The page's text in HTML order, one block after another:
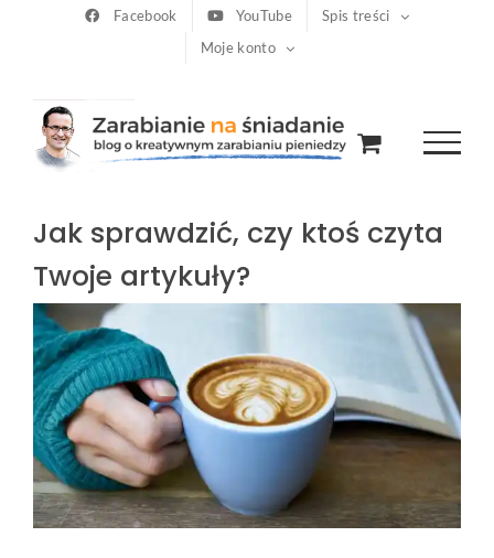
Facebook YouTube
Spis treści
Moje konto
Jak sprawdzić, czy ktoś czyta
Twoje artykuły?
Pokaż
większy
obrazek